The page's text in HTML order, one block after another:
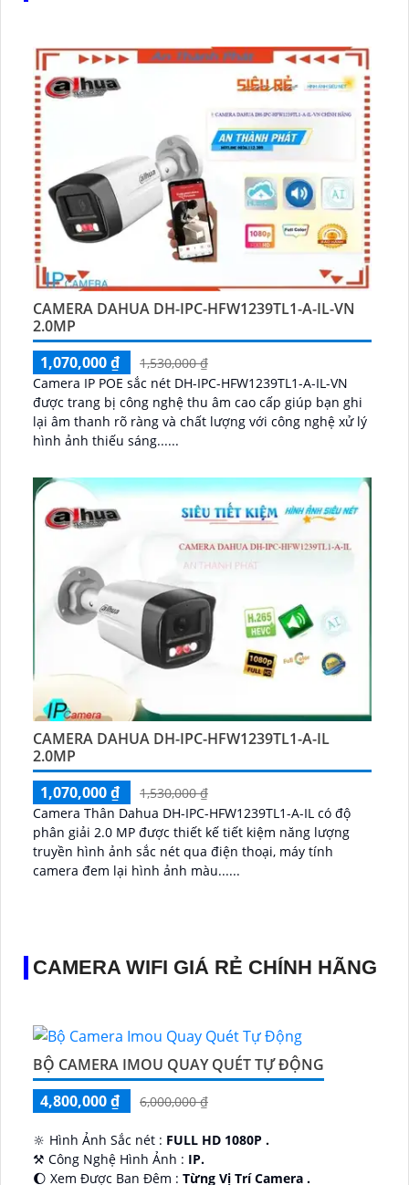
CAMERA DAHUA DH-IPC-HFW1239TL1-A-IL-VN
2.0MP
1,070,000 ₫
1,530,000 ₫
Camera IP POE sắc nét DH-IPC-HFW1239TL1-A-IL-VN
được trang bị công nghệ thu âm cao cấp giúp bạn ghi
lại âm thanh rõ ràng và chất lượng với công nghệ xử lý
hình ảnh thiếu sáng......
CAMERA DAHUA DH-IPC-HFW1239TL1-A-IL
2.0MP
1,070,000 ₫
1,530,000 ₫
Camera Thân Dahua DH-IPC-HFW1239TL1-A-IL có độ
phân giải 2.0 MP được thiết kế tiết kiệm năng lượng
truyền hình ảnh sắc nét qua điện thoại, máy tính
camera đem lại hình ảnh màu......
CAMERA WIFI GIÁ RẺ CHÍNH HÃNG
BỘ CAMERA IMOU QUAY QUÉT TỰ ĐỘNG
4,800,000 ₫
6,000,000 ₫
🔆 Hình Ảnh Sắc nét : FULL HD 1080P .
⚒ Công Nghệ Hình Ảnh : IP.
🌔 Xem Được Ban Đêm : Từng Vị Trí Camera .